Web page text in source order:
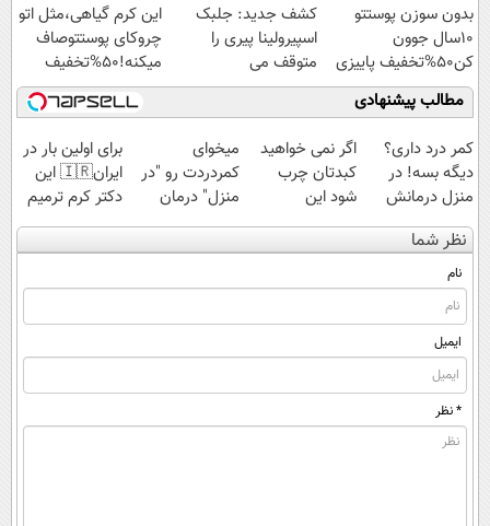
ویژه
بدون سوزن پوستتو
10سال جوون
کن50%تخفیف پاییزی
کشف جدید: جلبک
اسپیرولینا پیری را
متوقف می
کند50%تخفیف
این کرم گیاهی،مثل اتو
چروکای پوستتوصاف
میکنه!50%تخفیف
مطالب پیشنهادی
کمر درد داری؟
دیگه بسه! در
منزل درمانش
کن
(◀پرسش‌نامه)
اگر نمی خواهید
کبدتان چرب
شود این
نوشیدنی خوش
طعم را بنوشید
میخوای
کمردردت رو "در
منزل" درمان
کنی؟ (◂فیلم +
◂پرسش‌نامه)
برای اولین بار در
ایران🇮🇷 این
دکتر کرم ترمیم
کننده 23 روزه
ساخت!
نظر شما
نام
ایمیل
* نظر